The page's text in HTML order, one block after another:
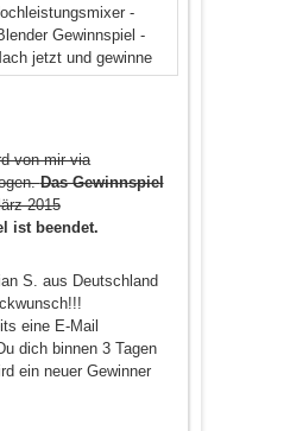
von mir via
Das Gewinnspiel
2015
ist beendet.
S. aus Deutschland
eine E-Mail
dich binnen 3 Tagen
ein neuer Gewinner